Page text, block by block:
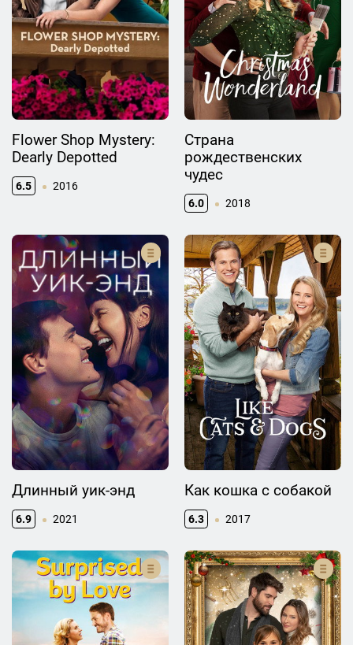
Flower Shop Mystery:
Dearly Depotted
6.5 2016
Страна
рождественских
чудес
6.0 2018
Длинный уик-энд
6.9 2021
Как кошка с собакой
6.3 2017